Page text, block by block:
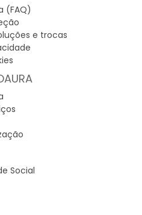
(FAQ)
e trocas
Social